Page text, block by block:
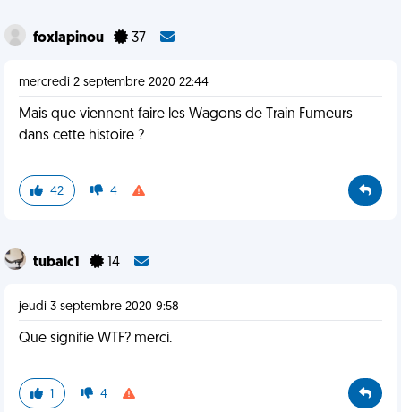
foxlapinou 37
mercredi 2 septembre 2020 22:44
Mais que viennent faire les Wagons de Train Fumeurs
dans cette histoire ?
42 4
tubalc1 14
jeudi 3 septembre 2020 9:58
Que signifie WTF? merci.
1 4